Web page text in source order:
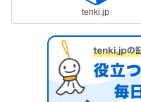
tenki.jp